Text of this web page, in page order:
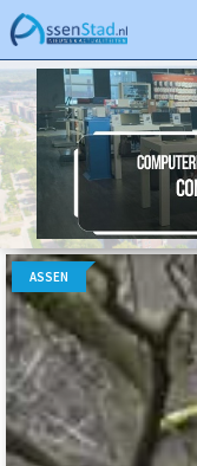
ASSEN